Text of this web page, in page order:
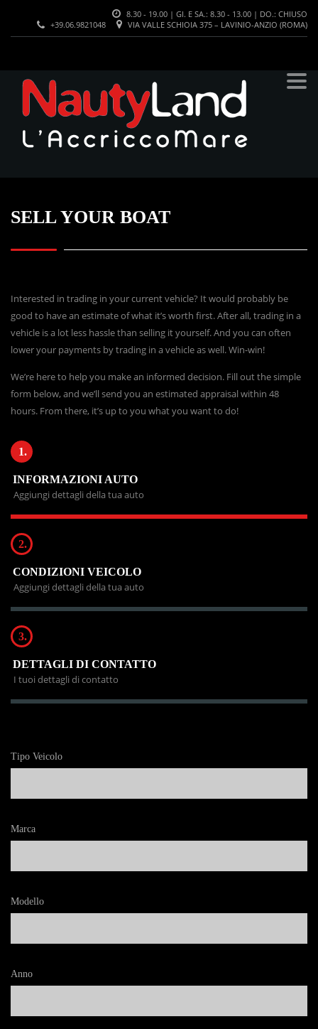
8.30 - 19.00 | GI. E SA.: 8.30 - 13.00 | DO.: CHIUSO
VIA VALLE SCHIOIA 375 – LAVINIO-ANZIO (ROMA)
+39.06.9821048
SELL A BOAT
SELL YOUR BOAT
Interested in trading in your current vehicle? It would probably be
good to have an estimate of what it’s worth first. After all, trading in a
vehicle is a lot less hassle than selling it yourself. And you can often
lower your payments by trading in a vehicle as well. Win-win!
We’re here to help you make an informed decision. Fill out the simple
form below, and we’ll send you an estimated appraisal within 48
hours. From there, it’s up to you what you want to do!
1.
INFORMAZIONI AUTO
Aggiungi dettagli della tua auto
2.
CONDIZIONI VEICOLO
Aggiungi dettagli della tua auto
3.
DETTAGLI DI CONTATTO
I tuoi dettagli di contatto
Tipo Veicolo
Marca
Modello
Anno